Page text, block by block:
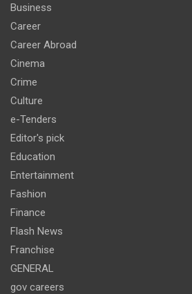
Business
Career
Career Abroad
Cinema
Crime
Culture
e-Tenders
Editor's pick
Education
Entertainment
Fashion
Finance
Flash News
Franchise
GENERAL
gov careers